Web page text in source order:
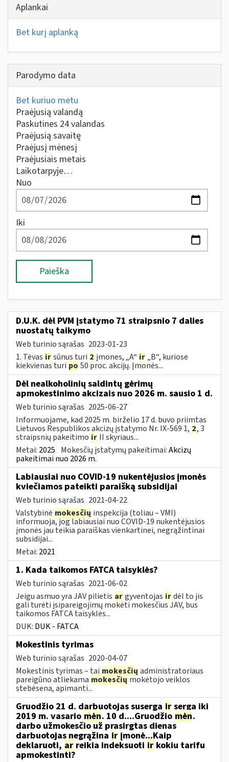
Aplankai
Bet kurį aplanką
Parodymo data
Bet kuriuo metu
Praėjusią valandą
Paskutines 24 valandas
Praėjusią savaitę
Praėjusį mėnesį
Praėjusiais metais
Laikotarpyje…
Nuo
Iki
Paieška
D.U.K. dėl PVM įstatymo 71 straipsnio 7 dalies
nuostatų taikymo
Web turinio sąrašas 2023-01-23
1. Tėvas irsūnus turi 2 įmones, „A“ ir„B“, kuriose
kiekvienas turi po 50 proc. akcijų. Įmonės...
Dėl nealkoholinių saldintų gėrimų
apmokestinimo akcizais nuo 2026 m. sausio 1 d.
Web turinio sąrašas 2025-06-27
Informuojame, kad 2025 m. birželio 17 d. buvo priimtas
Lietuvos Respublikos akcizų įstatymo Nr. IX-569 1, 2, 3
straipsnių pakeitimo ir II skyriaus...
Metai: 2025 Mokesčių įstatymų pakeitimai:Akcizų
pakeitimai nuo 2026 m.
Labiausiai nuo COVID-19 nukentėjusios įmonės
kviečiamos pateikti paraišką subsidijai
Web turinio sąrašas 2021-04-22
Valstybinė mokesčių inspekcija (toliau – VMI)
informuoja, jog labiausiai nuo COVID-19 nukentėjusios
įmonės jau teikia paraiškas vienkartinei, negrąžintinai
subsidijai...
Metai: 2021
1. Kada taikomos FATCA taisyklės?
Web turinio sąrašas 2021-06-02
Jeigu asmuo yra JAV pilietis argyventojas irdėl to jis
gali turėti įsipareigojimų mokėti mokesčius JAV, bus
taikomos FATCA taisyklės...
DUK: DUK - FATCA
Mokestinis tyrimas
Web turinio sąrašas 2020-04-07
Mokestinis tyrimas – tai mokesčių administratoriaus
pareigūno atliekama mokesčiųmokėtojo veiklos
stebėsena, apimanti...
Gruodžio 21 d. darbuotojas suserga ir serga iki
2019 m. vasario mėn. 10 d....Gruodžio mėn.
darbo užmokesčio už prasirgtas dienas
darbuotojas negrąžina ir įmonė...Kaip
deklaruoti, ar reikia indeksuoti ir kokiu tarifu
apmokestinti?